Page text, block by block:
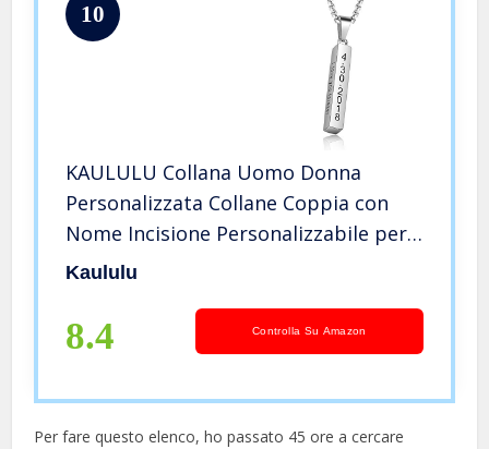
10
KAULULU Collana Uomo Donna
Personalizzata Collane Coppia con
Nome Incisione Personalizzabile per
lui e lei Gioielli Collana Coppia con
Kaululu
8.4 Controlla Su Amazon
Per fare questo elenco, ho passato 45 ore a cercare